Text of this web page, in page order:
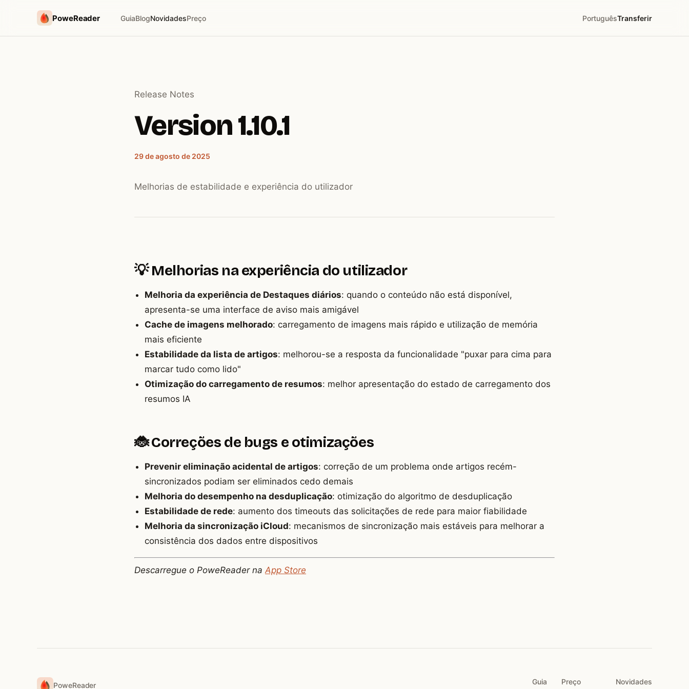
PoweReader GuiaBlogNovidadesPreço PortuguêsTransferir
Release Notes
Version 1.10.1
29 de agosto de 2025
Melhorias de estabilidade e experiência do utilizador
💡 Melhorias na experiência do utilizador
Melhoria da experiência de Destaques diários: quando o conteúdo não está disponível,
apresenta-se uma interface de aviso mais amigável
Cache de imagens melhorado: carregamento de imagens mais rápido e utilização de memória
mais eficiente
Estabilidade da lista de artigos: melhorou-se a resposta da funcionalidade "puxar para cima para
marcar tudo como lido"
Otimização do carregamento de resumos: melhor apresentação do estado de carregamento dos
resumos IA
🐞 Correções de bugs e otimizações
Prevenir eliminação acidental de artigos: correção de um problema onde artigos recém-
sincronizados podiam ser eliminados cedo demais
Melhoria do desempenho na desduplicação: otimização do algoritmo de desduplicação
Estabilidade de rede: aumento dos timeouts das solicitações de rede para maior fiabilidade
Melhoria da sincronização iCloud: mecanismos de sincronização mais estáveis para melhorar a
consistência dos dados entre dispositivos
Descarregue o PoweReader na App Store
PoweReader Guia Preço Novidades